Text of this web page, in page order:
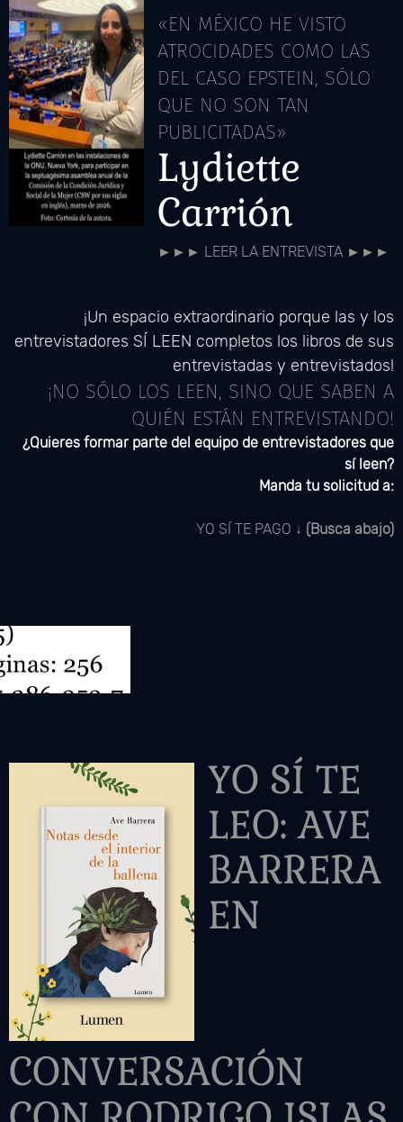
«EN MÉXICO HE VISTO
ATROCIDADES COMO LAS
DEL CASO EPSTEIN, SÓLO
QUE NO SON TAN
PUBLICITADAS»
Lydiette
Carrión
►►► LEER LA ENTREVISTA ►►►
¡Un espacio extraordinario porque las y los
entrevistadores SÍ LEEN completos los libros de sus
entrevistadas y entrevistados!
¡NO SÓLO LOS LEEN, SINO QUE SABEN A
QUIÉN ESTÁN ENTREVISTANDO!
¿Quieres formar parte del equipo de entrevistadores que
sí leen?
Manda tu solicitud a:
YO SÍ TE PAGO ↓ (Busca abajo)
YO SÍ TE
LEO: AVE
BARRERA
EN
CONVERSACIÓN